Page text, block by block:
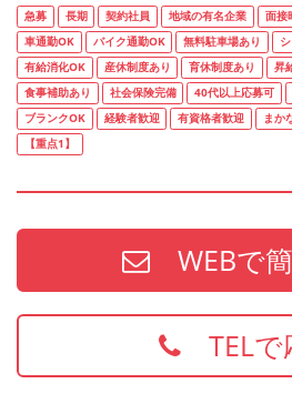
急募 長期 契約社員 地域の有名企業 面接
車通勤OK
バイク通勤OK 無料駐車場あり
有給消化OK
産休制度あり 育休制度あり 昇
食事補助あり
社会保険完備 40代以上応募可
ブランクOK
経験者歓迎 有資格者歓迎 まか
【重点1】
WEBで簡
TELで